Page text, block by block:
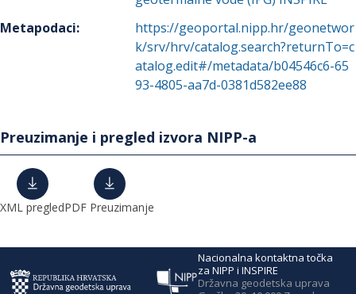
Metapodaci:
https://geoportal.nipp.hr/geonetwor
k/srv/hrv/catalog.search?returnTo=c
atalog.edit#/metadata/b04546c6-65
93-4805-aa7d-0381d582ee88
Preuzimanje i pregled izvora NIPP-a
XML pregledPDF Preuzimanje
Nacionalna kontaktna točka
za NIPP i INSPIRE
Državna geodetska uprava